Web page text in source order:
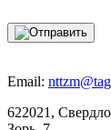
Email:
622021,